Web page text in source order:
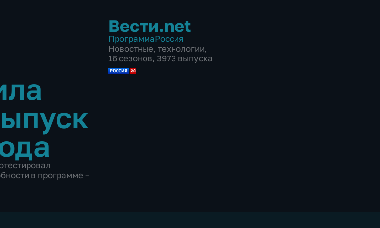
в программе –
Вести.net
ПрограммаРоссия
Новостные, технологии,
16 сезонов, 3973 выпуска